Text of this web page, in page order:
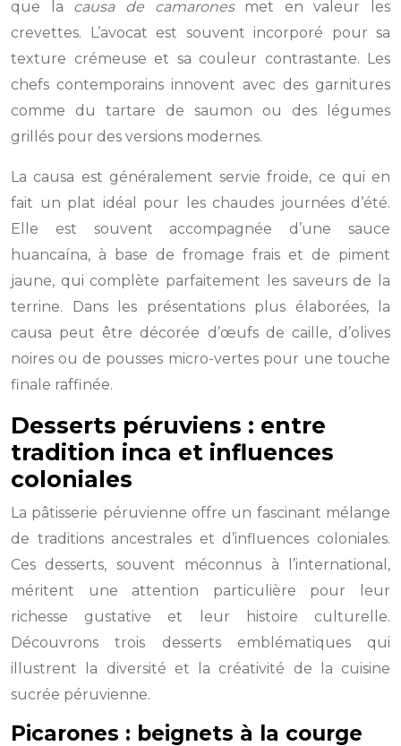
que la causa de camarones met en valeur les
crevettes. L’avocat est souvent incorporé pour sa
texture crémeuse et sa couleur contrastante. Les
chefs contemporains innovent avec des garnitures
comme du tartare de saumon ou des légumes
grillés pour des versions modernes.
La causa est généralement servie froide, ce qui en
fait un plat idéal pour les chaudes journées d’été.
Elle est souvent accompagnée d’une sauce
huancaína, à base de fromage frais et de piment
jaune, qui complète parfaitement les saveurs de la
terrine. Dans les présentations plus élaborées, la
causa peut être décorée d’œufs de caille, d’olives
noires ou de pousses micro-vertes pour une touche
finale raffinée.
Desserts péruviens : entre
tradition inca et influences
coloniales
La pâtisserie péruvienne offre un fascinant mélange
de traditions ancestrales et d’influences coloniales.
Ces desserts, souvent méconnus à l’international,
méritent une attention particulière pour leur
richesse gustative et leur histoire culturelle.
Découvrons trois desserts emblématiques qui
illustrent la diversité et la créativité de la cuisine
sucrée péruvienne.
Picarones : beignets à la courge